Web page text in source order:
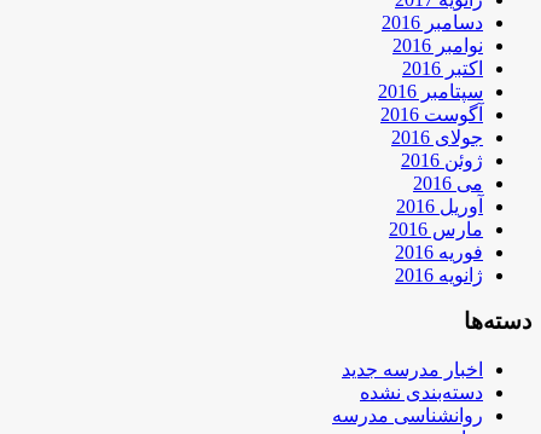
دسامبر 2016
نوامبر 2016
اکتبر 2016
سپتامبر 2016
آگوست 2016
جولای 2016
ژوئن 2016
می 2016
آوریل 2016
مارس 2016
فوریه 2016
ژانویه 2016
دسته‌ها
اخبار مدرسه جدید
دسته‌بندی نشده
روانشناسی مدرسه